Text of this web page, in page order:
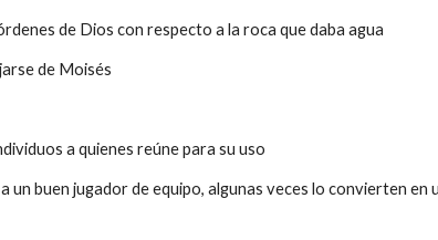
de Dios con respecto a la roca que daba agua
de Moisés
a quienes reúne para su uso
un buen jugador de equipo, algunas veces lo convierten en